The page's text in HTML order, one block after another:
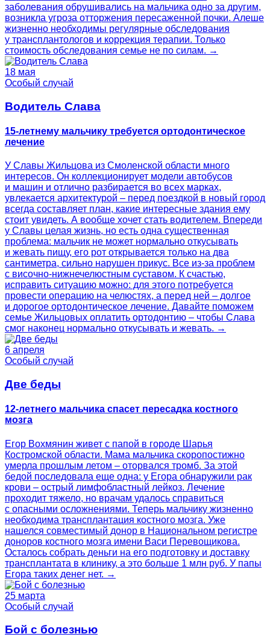
заболевания обрушивались на мальчика одно за другим,
возникла угроза отторжения пересаженной почки. Алеше
жизненно необходимы регулярные обследования
у трансплантологов и коррекция терапии. Только
стоимость обследования семье не по силам. →
18 мая
Особый случай
Водитель Слава
15-летнему мальчику требуется ортодонтическое
лечение
У Славы Жильцова из Смоленской области много
интересов. Он коллекционирует модели автобусов
и машин и отлично разбирается во всех марках,
увлекается архитектурой – перед поездкой в новый город
всегда составляет план, какие интересные здания ему
стоит увидеть. А вообще хочет стать водителем. Впереди
у Славы целая жизнь, но есть одна существенная
проблема: мальчик не может нормально откусывать
и жевать пищу, его рот открывается только на два
сантиметра, сильно нарушен прикус. Все из-за проблем
с височно-нижнечелюстным суставом. К счастью,
исправить ситуацию можно: для этого потребуется
провести операцию на челюстях, а перед ней – долгое
и дорогое ортодонтическое лечение. Давайте поможем
семье Жильцовых оплатить ортодонтию – чтобы Слава
смог наконец нормально откусывать и жевать. →
6 апреля
Особый случай
Две беды
12-летнего мальчика спасет пересадка костного
мозга
Егор Вохмянин живет с папой в городе Шарья
Костромской области. Мама мальчика скоропостижно
умерла прошлым летом – оторвался тромб. За этой
бедой последовала еще одна: у Егора обнаружили рак
крови – острый лимфобластный лейкоз. Лечение
проходит тяжело, но врачам удалось справиться
с опасными осложнениями. Теперь мальчику жизненно
необходима трансплантация костного мозга. Уже
нашелся совместимый донор в Национальном регистре
доноров костного мозга имени Васи Перевощикова.
Осталось собрать деньги на его подготовку и доставку
трансплантата в клинику, а это больше 1 млн руб. У папы
Егора таких денег нет. →
25 марта
Особый случай
Бой с болезнью